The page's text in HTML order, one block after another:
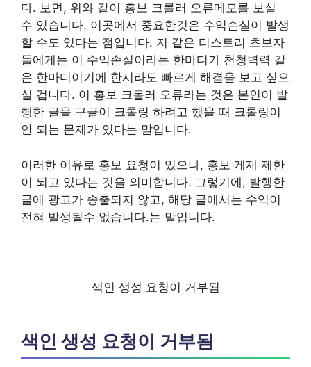
다. 보면, 위와 같이 홍보 크롤러 오류메모를 보실
수 있습니다. 이곳에서 중요한것은 수익손실이 발생
할 수도 있다는 점입니다. 저 같은 티스토리 초보자
들에게는 이 수익손실이라는 한마디가 천청벽력 같
은 한마디이기에 한시라도 빠르게 해결을 보고 싶으
실 겁니다. 이 홍보 크롤러 오류라는 것은 본인이 발
행한 글을 구글이 크롤링 하려고 했을 때 크롤링이
안 되는 문제가 있다는 말입니다.
이러한 이유로 홍보 요청이 있으나, 홍보 게재 제한
이 되고 있다는 것을 의미합니다. 그렇기에, 발행한
글에 광고가 송출되지 않고, 해당 글에서는 수익이
전혀 발생될수 없습니다.는 말입니다.
색인 생성 요청이 거부됨
색인 생성 요청이 거부됨